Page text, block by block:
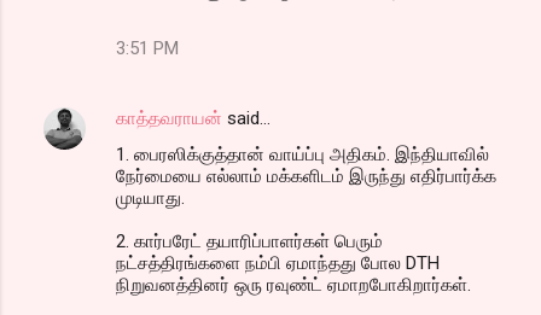
3:51 PM
காத்தவராயன் said…
1. பைரஸிக்குத்தான் வாய்ப்பு அதிகம். இந்தியாவில்
நேர்மையை எல்லாம் மக்களிடம் இருந்து எதிர்பார்க்க
முடியாது.
2. கார்பரேட் தயாரிப்பாளர்கள் பெரும்
நட்சத்திரங்களை நம்பி ஏமாந்தது போல DTH
நிறுவனத்தினர் ஒரு ரவுண்ட் ஏமாறபோகிறார்கள்.